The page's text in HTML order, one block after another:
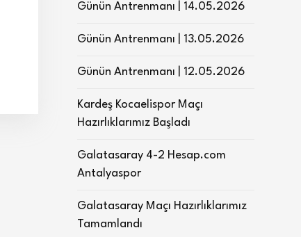
Günün Antrenmanı | 14.05.2026
Günün Antrenmanı | 13.05.2026
Günün Antrenmanı | 12.05.2026
Kardeş Kocaelispor Maçı
Hazırlıklarımız Başladı
Galatasaray 4-2 Hesap.com
Antalyaspor
Galatasaray Maçı Hazırlıklarımız
Tamamlandı